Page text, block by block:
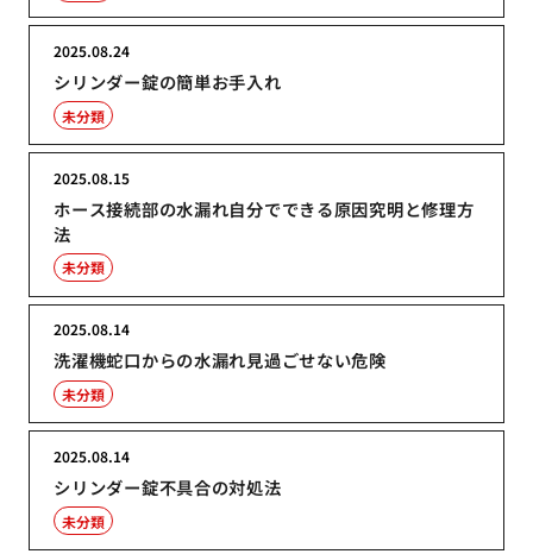
シリンダー錠の簡単お手入れ
2025.08.24
未分類
ホース接続部の水漏れ自分でできる原因究明と修理方
法
2025.08.15
未分類
洗濯機蛇口からの水漏れ見過ごせない危険
2025.08.14
未分類
シリンダー錠不具合の対処法
2025.08.14
未分類